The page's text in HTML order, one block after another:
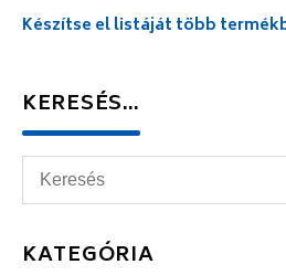
Készítse el listáját több
KERESÉS…
KATEGÓRIA